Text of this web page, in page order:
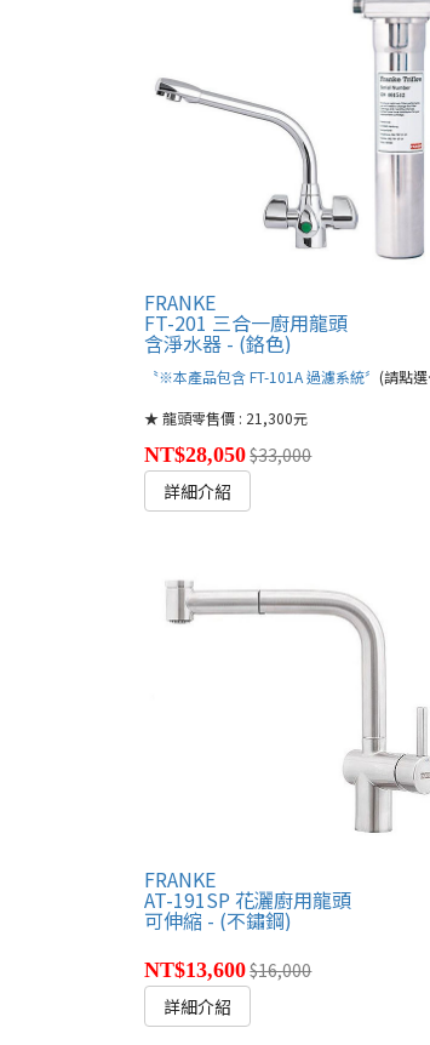
FRANKE
FT-201 三合一廚用龍頭
含淨水器 - (鉻色)
〝※本產品包含 FT-101A 過濾系統〞 (請點選文字連結)
★ 龍頭零售價 : 21,300元
NT$28,050$33,000
詳細介紹
FRANKE
AT-191SP 花灑廚用龍頭
可伸縮 - (不鏽鋼)
NT$13,600$16,000
詳細介紹